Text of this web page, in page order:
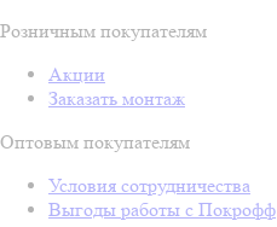
Розничным покупателям
Акции
Заказать монтаж
Оптовым покупателям
Условия сотрудничества
Выгоды работы с Покрофф